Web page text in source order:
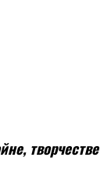
творчестве